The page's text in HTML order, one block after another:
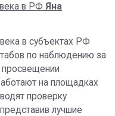
в РФ Яна
в субъектах РФ
по наблюдению за
на площадках
проверку
лучшие